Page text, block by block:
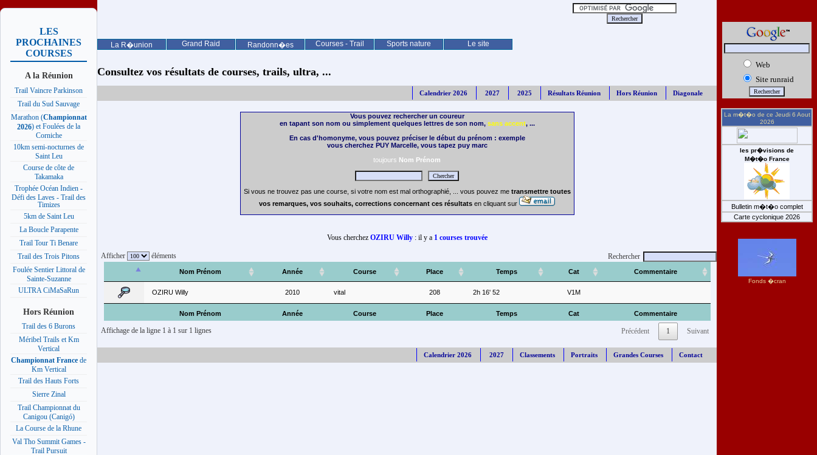
La R�union Grand Raid Randonn�es Courses - Trail Sports nature Le site
LES
PROCHAINES
COURSES
A la Réunion
Trail Vaincre Parkinson
Trail du Sud Sauvage
Marathon (Championnat
2026) et Foulées de la
Corniche
10km semi-nocturnes de
Saint Leu
Course de côte de
Takamaka
Trophée Océan Indien -
Défi des Laves - Trail des
Timizes
5km de Saint Leu
La Boucle Parapente
Trail Tour Ti Benare
Trail des Trois Pitons
Foulée Sentier Littoral de
Sainte-Suzanne
ULTRA CiMaSaRun
Hors Réunion
Trail des 6 Burons
Méribel Trails et Km
Vertical
Championnat France de
Km Vertical
Trail des Hauts Forts
Sierre Zinal
Trail Championnat du
Canigou (Canigó)
La Course de la Rhune
Val Tho Summit Games -
Trail Pursuit
Consultez vos résultats de courses, trails, ultra, ...
Calendrier 2026 2027 2025 Résultats Réunion Hors Réunion Diagonale
Vous pouvez rechercher un coureur
en tapant son nom ou simplement quelques lettres de son nom, sans accent, ...
En cas d'homonyme, vous pouvez préciser le début du prénom : exemple
vous cherchez PUY Marcelle, vous tapez puy marc
toujours Nom Prénom
Si vous ne trouvez pas une course, si votre nom est mal orthographié, ... vous pouvez me transmettre toutes
vos remarques, vos souhaits, corrections concernant ces résultats en cliquant sur
Vous cherchez OZIRU Willy: il y a 1 courses trouvée
Afficher éléments Rechercher
Nom Prénom Année Course Place Temps Cat Commentaire
Nom Prénom Année Course Place Temps Cat Commentaire
OZIRU Willy 2010 vital 208 2h 16' 52 V1M
Affichage de la ligne 1 à 1 sur 1 lignes Précédent 1 Suivant
Calendrier 2026 2027 Classements Portraits Grandes Courses Contact
Web
Site runraid
La m�t�o de ce Jeudi 6 Aout
2026
les pr�visions de
M�t�o France
Bulletin m�t�o complet
Carte cyclonique 2026
Fonds �cran